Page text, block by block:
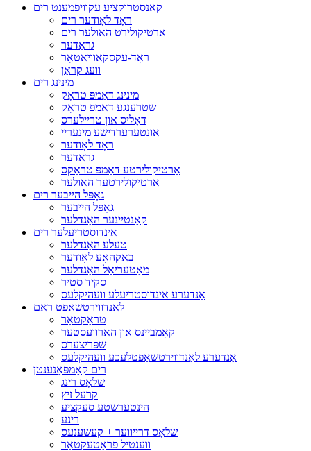
קאנסטרוקציע עקוויפּמענט רים
ראָד לאָודער רים
אַרטיקולירט האַולער רים
גראַדער
ראָד-עקסקאַוויאַטאָר
וועג קראַן
מינינג רים
מינינג דאַמפּ טראָק
שטרענגע דאַמפּ טראָק
דאָליס און טריילערס
אונטערערדישע מינעריי
ראָד לאָודער
גראַדער
אַרטיקולירטע דאַמפּ טראַקס
אַרטיקולירטער האַולער
גאָפּל הייבער רים
גאָפּל הייבער
קאַנטיינער האַנדלער
אינדוסטריעלער רים
טעלע האַנדלער
באַקהאָע לאָודער
מאַטעריאַל האַנדלער
סקיד סטיר
אַנדערע אינדוסטריעלע וועהיקלעס
לאַנדווירטשאַפט ראַם
טראַקטאָר
קאָמבײַנס און האַרוועסטער
שפּריצערס
אַנדערע לאַנדווירטשאַפטלעכע וועהיקלעס
רים קאָמפּאָנענטן
שלאָס רינג
קרעל זיץ
הינטערשטע סעקציע
רינע
שלאָס דרייווער + קעשענעס
ווענטיל פּראָטעקטאָר